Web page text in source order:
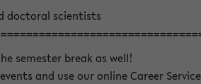
doctoral scientists
semester break as well!
and use our online Career Service